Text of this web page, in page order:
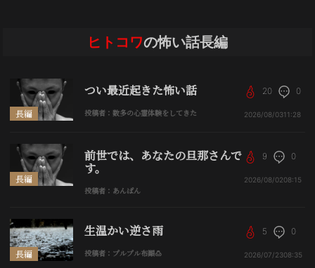
ヒトコワの怖い話長編
長編
つい最近起きた怖い話
投稿者：数多の心霊体験をしてきた
20 0
2026/08/0311:28
長編
前世では、あなたの旦那さんで
す。
投稿者：あんぱん
9 0
2026/08/0208:15
長編
生温かい逆さ雨
投稿者：プルプル布顚🍮
5 0
2026/07/2308:35